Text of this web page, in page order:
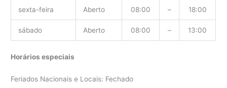
sexta-feira Aberto 08:00 – 18:00
sábado Aberto 08:00 – 13:00
Horários especiais
Feriados Nacionais e Locais: Fechado